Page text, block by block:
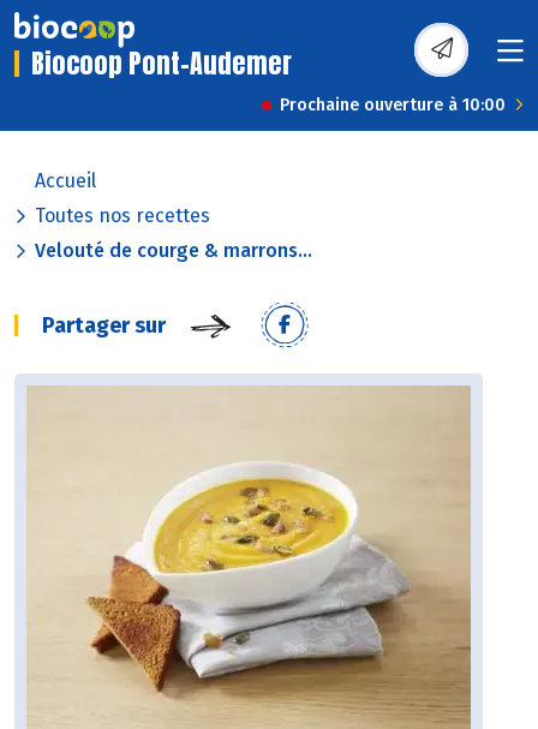
Biocoop Pont-Audemer
Prochaine ouverture à 10:00
Accueil
Toutes nos recettes
Velouté de courge & marrons...
Partager sur